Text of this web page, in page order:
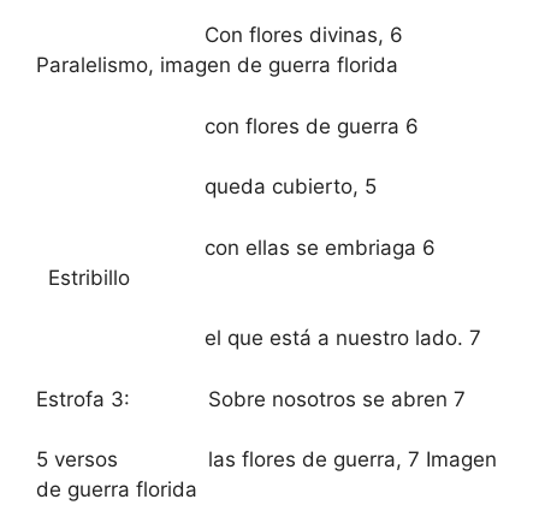
Con flores divinas, 6
Paralelismo, imagen de guerra florida
con flores de guerra 6
queda cubierto, 5
con ellas se embriaga 6
Estribillo
el que está a nuestro lado. 7
Estrofa 3: Sobre nosotros se abren 7
5 versos las flores de guerra, 7 Imagen
de guerra florida